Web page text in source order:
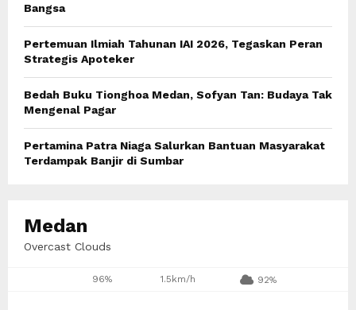
Bangsa
Pertemuan Ilmiah Tahunan IAI 2026, Tegaskan Peran
Strategis Apoteker
Bedah Buku Tionghoa Medan, Sofyan Tan: Budaya Tak
Mengenal Pagar
Pertamina Patra Niaga Salurkan Bantuan Masyarakat
Terdampak Banjir di Sumbar
Medan
Overcast Clouds
96% 1.5km/h 92%